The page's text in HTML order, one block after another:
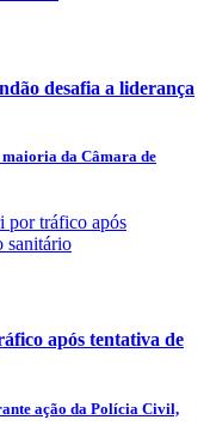
desafia a liderança
da Câmara de
após tentativa de
ação da Polícia Civil,